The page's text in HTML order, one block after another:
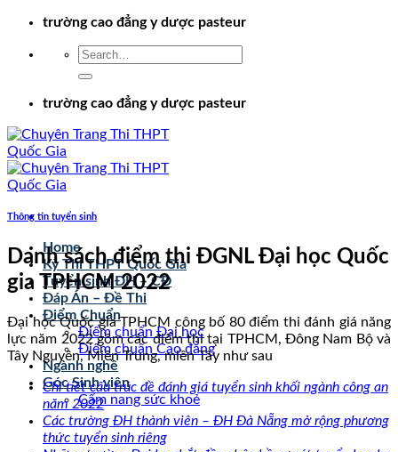
Chuyểntrường cao đẳng y dược pasteur
trường cao đẳng y dược pasteur
Home
Kỳ Thi THPT Quốc Gia
Tuyển sinh ĐH – CĐ
Đáp Án – Đề Thi
Điểm Chuẩn
Điểm chuẩn Đại học
Điểm chuẩn Cao đẳng
Ngành nghề
Góc Sinh viên
Cẩm nang sức khoẻ
Thông tin tuyển sinh
Danh sách điểm thi ĐGNL Đại học Quốc
gia TPHCM 2022
Đại học Quốc gia TPHCM công bố 80 điểm thi đánh giá năng
lực năm 2022 gồm các điểm thi tại TPHCM, Đông Nam Bộ và
Tây Nguyên, Miền Trung, miền Tây như sau
Chi tiết cấu trúc đề đánh giá tuyển sinh khối ngành công an
năm 2022
Các trường ĐH thành viên – ĐH Đà Nẵng mở rộng phương
thức tuyển sinh riêng